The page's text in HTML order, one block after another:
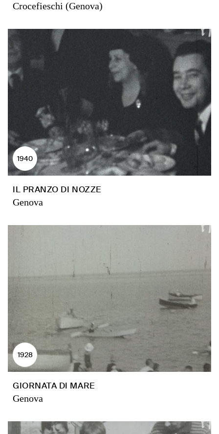
Crocefieschi (Genova)
1940
IL PRANZO DI NOZZE
Genova
1928
GIORNATA DI MARE
Genova